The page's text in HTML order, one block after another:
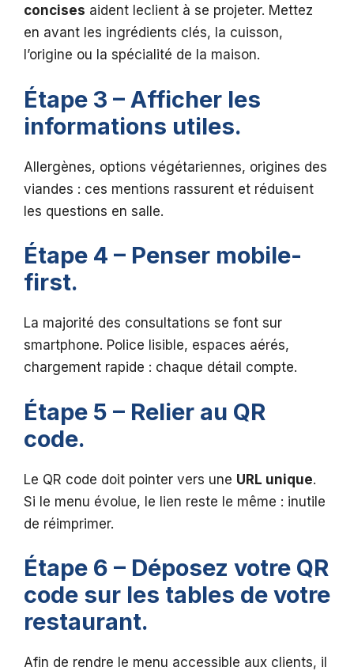
concises aident leclient à se projeter. Mettez
en avant les ingrédients clés, la cuisson,
l’origine ou la spécialité de la maison.
Étape 3 – Afficher les
informations utiles.
Allergènes, options végétariennes, origines des
viandes : ces mentions rassurent et réduisent
les questions en salle.
Étape 4 – Penser mobile-
first.
La majorité des consultations se font sur
smartphone. Police lisible, espaces aérés,
chargement rapide : chaque détail compte.
Étape 5 – Relier au QR
code.
Le QR code doit pointer vers une URL unique.
Si le menu évolue, le lien reste le même : inutile
de réimprimer.
Étape 6 – Déposez votre QR
code sur les tables de votre
restaurant.
Afin de rendre le menu accessible aux clients, il